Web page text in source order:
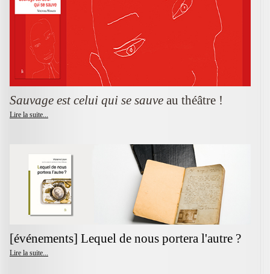
Sauvage est celui qui se sauve au théâtre !
Lire la suite...
[événements] Lequel de nous portera l'autre ?
Lire la suite...